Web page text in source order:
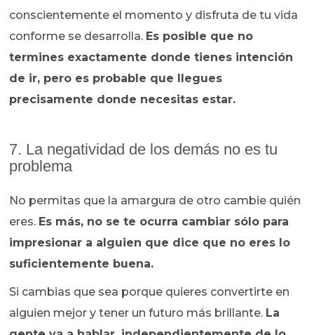
conscientemente el momento y disfruta de tu vida
conforme se desarrolla. Es posible que no
termines exactamente donde tienes intención
de ir, pero es probable que llegues
precisamente donde necesitas estar.
7. La negatividad de los demás no es tu
problema
No permitas que la amargura de otro cambie quién
eres. Es más, no se te ocurra cambiar sólo para
impresionar a alguien que dice que no eres lo
suficientemente buena.
Si cambias que sea porque quieres convertirte en
alguien mejor y tener un futuro más brillante. La